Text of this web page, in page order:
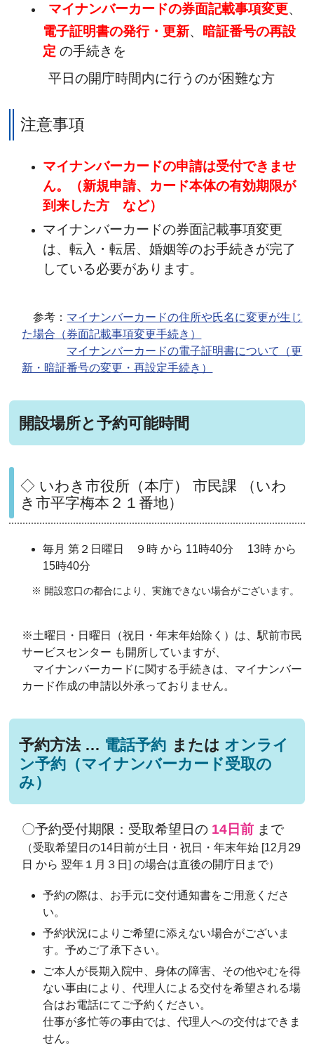
マイナンバーカードの券面記載事項変更、
電子証明書の発行・更新、 暗証番号の再設
定 の手続きを
平日の開庁時間内に行うのが困難な方
注意事項
マイナンバーカードの申請は受付できませ
ん。（新規申請、カード本体の有効期限が
到来した方 など）
マイナンバーカードの券面記載事項変更
は、転入・転居、婚姻等のお手続きが完了
している必要があります。
参考： マイナンバーカードの住所や氏名に変更が生じ
た場合（券面記載事項変更手続き）
マイナンバーカードの電子証明書について（更
新・暗証番号の変更・再設定手続き）
開設場所と予約可能時間
◇ いわき市役所（本庁） 市民課 （いわ
き市平字梅本２１番地）
毎月 第２日曜日 ９時 から 11時40分 13時 から
15時40分
※ 開設窓口の都合により、実施できない場合がございます。
※土曜日・日曜日（祝日・年末年始除く）は、駅前市民
サービスセンター も開所していますが、
マイナンバーカードに関する手続きは、マイナンバー
カード作成の申請以外承っておりません。
予約方法 … 電話予約 または オンライ
ン予約（マイナンバーカード受取の
み）
〇予約受付期限：受取希望日の 14日前 まで
（受取希望日の14日前が土日・祝日・年末年始 [12月29
日 から 翌年１月３日] の場合は直後の開庁日まで）
予約の際は、お手元に交付通知書をご用意くださ
い。
予約状況によりご希望に添えない場合がございま
す。予めご了承下さい。
ご本人が長期入院中、身体の障害、その他やむを得
ない事由により、代理人による交付を希望される場
合はお電話にてご予約ください。
仕事が多忙等の事由では、代理人への交付はできま
せん。